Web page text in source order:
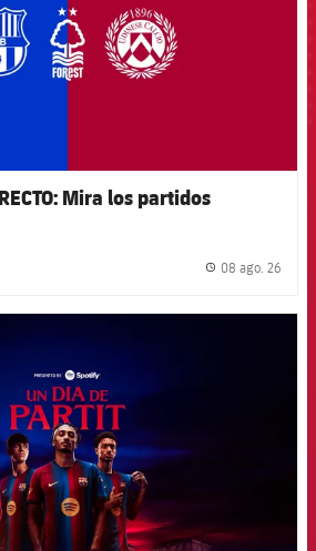
Mira los partidos
08 ago. 26